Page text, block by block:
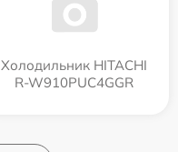
Холодильник HITACHI
R-W910PUC4GGR